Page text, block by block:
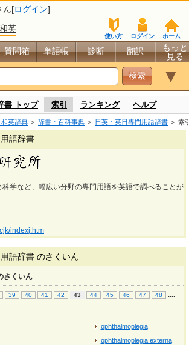
ん[ログイン]
英
ホーム
ログイン
使い方
質問箱 単語帳 診断 翻訳
もっと
見る
▼
書 トップ 索引 ランキング ヘルプ
英辞典 ＞ 辞書・百科事典 ＞ 日英・英日専門用語辞書 ＞ 索
語辞書
科学など、幅広い分野の専門用語を英語で調べることが
indexj.htm
語辞書 のさくいん
さくいん
39 40 41 42 43 44 45 46 47 48 ....
ophthalmoplegia
ophthalmoplegia externa